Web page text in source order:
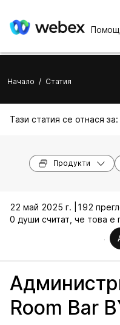
Начало / Статия
Тази статия се отнася за:
Продукти
22 май 2025 г. |
192
0 души считат, че това е
Room Bar